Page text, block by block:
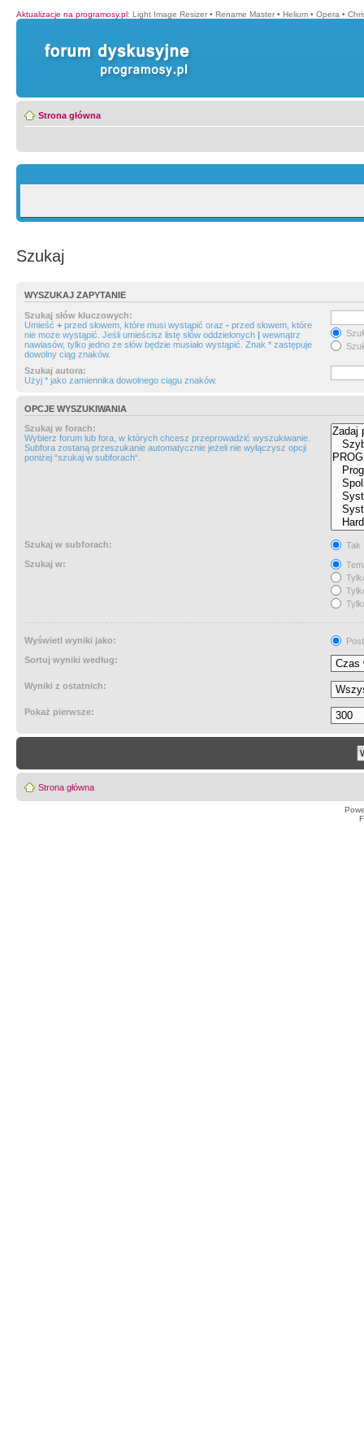
Aktualizacje na programosy.pl: Light Image Resizer • Rename Master • Helium • Opera •
Strona główna
Szukaj
WYSZUKAJ ZAPYTANIE
Szukaj słów kluczowych:
Umieść + przed słowem, które musi wystąpić oraz - przed słowem, które
nie może wystąpić. Jeśli umieścisz listę słów oddzielonych | wewnątrz
nawiasów, tylko jedno ze słów będzie musiało wystąpić. Znak * zastępuje
dowolny ciąg znaków.
Szukaj autora:
Użyj * jako zamiennika dowolnego ciągu znaków.
OPCJE WYSZUKIWANIA
Szukaj w forach:
Wybierz forum lub fora, w których chcesz przeprowadzić wyszukiwanie.
Subfora zostaną przeszukanie automatycznie jeżeli nie wyłączysz opcji
poniżej “szukaj w subforach“.
Szukaj w subforach:
Tak
Szukaj w:
Wyświetl wyniki jako:
Sortuj wyniki według:
Wyniki z ostatnich:
Pokaż pierwsze:
Strona główna